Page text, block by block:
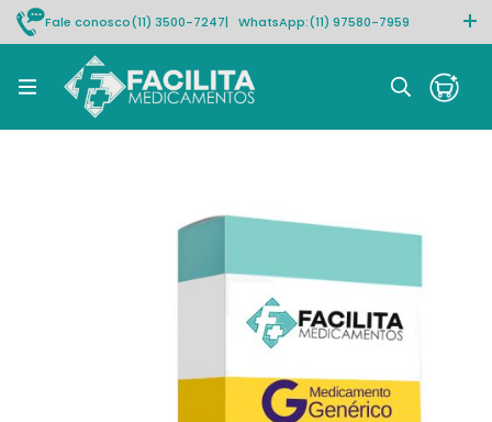
Fale conosco(11) 3500-7247| WhatsApp:(11) 97580-7959
Rastrear pedido